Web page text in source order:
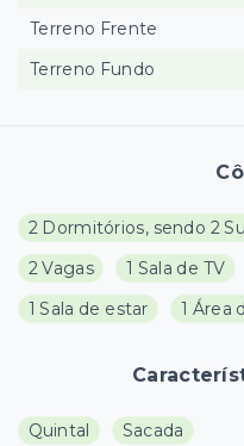
2 Dormitórios, sendo 2
2 Vagas
1 Sala de TV
1 Sala de estar
1 Área
Quintal Sacada
Terreno Frente
Terreno Fundo